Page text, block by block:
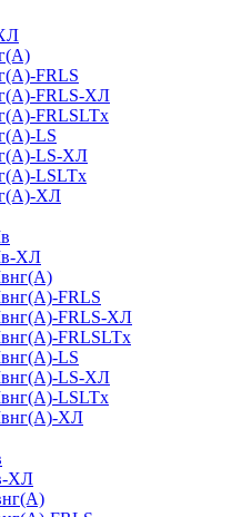
FRLS
FRLS-ХЛ
FRLSLTx
LS
LS-ХЛ
LSLTx
ХЛ
ХЛ
FRLS
FRLS-ХЛ
FRLSLTx
LS
LS-ХЛ
LSLTx
ХЛ
ХЛ